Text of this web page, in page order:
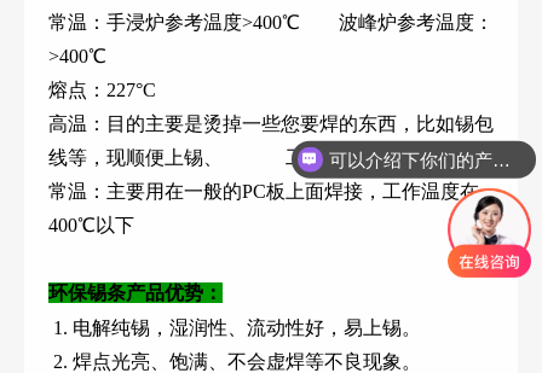
常温：手浸炉参考温度>400℃ 波峰炉参考温度：
>400℃
熔点：227°C
高温：目的主要是烫掉一些您要焊的东西，比如锡包
线等，现顺便上锡、 工作温度400℃以上
常温：主要用在一般的PC板上面焊接，工作温度在
400℃以下
环保锡条产品优势：
1. 电解纯锡，湿润性、流动性好，易上锡。
2. 焊点光亮、饱满、不会虚焊等不良现象。
可以介绍下你们的产品么